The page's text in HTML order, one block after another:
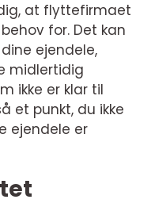
at flyttefirmaet
for. Det kan
ejendele,
midlertidig
ikke er klar til
et punkt, du ikke
ejendele er